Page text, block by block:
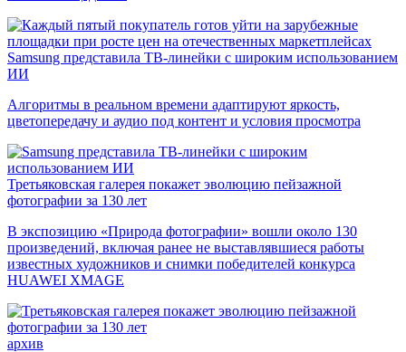
Samsung представила ТВ-линейки с широким использованием
ИИ
Алгоритмы в реальном времени адаптируют яркость,
цветопередачу и аудио под контент и условия просмотра
Третьяковская галерея покажет эволюцию пейзажной
фотографии за 130 лет
В экспозицию «Природа фотографии» вошли около 130
произведений, включая ранее не выставлявшиеся работы
известных художников и снимки победителей конкурса
HUAWEI XMAGE
архив